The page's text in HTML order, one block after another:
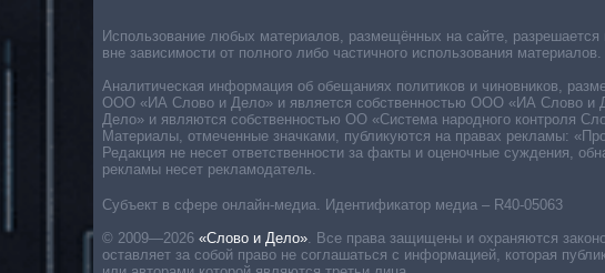
Субъект в сфере онлайн-медиа. Идентификатор медиа – R40-05063
© 2009—2026 «Слово и Дело». Все права защищены и охраняются
оставляет за собой право не соглашаться с информацией, которая
Использование любых материалов, размещённых на сайте,
вне зависимости от полного либо частичного использования материалов.
Аналитическая информация об обещаниях политиков и чиновников,
ООО «ИА Слово и Дело» и является собственностью ООО «ИА Слово и
Дело» и являются собственностью ОО «Система народного контроля
Материалы, отмеченные значками, публикуются на правах рекламы:
Редакция не несет ответственности за факты и оценочные суждения,
рекламы несет рекламодатель.